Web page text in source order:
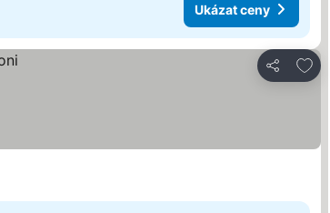
Ukázat ceny
Sdílet